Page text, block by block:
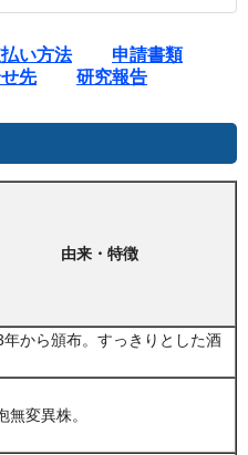
い方法
申請書類
先 研究報告
由来・特徴
年から頒布。すっきりとした酒
無変異株。